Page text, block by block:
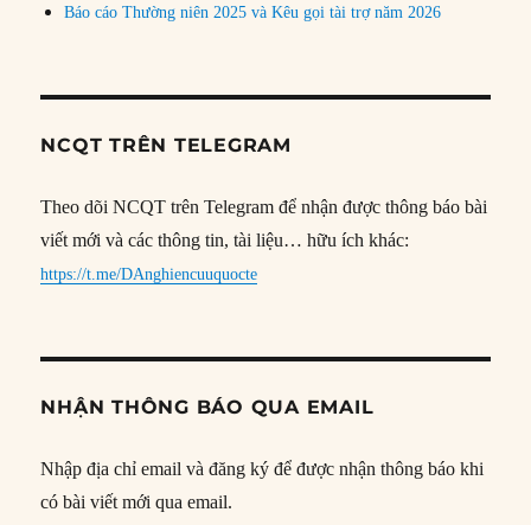
Báo cáo Thường niên 2025 và Kêu gọi tài trợ năm 2026
NCQT TRÊN TELEGRAM
Theo dõi NCQT trên Telegram để nhận được thông báo bài
viết mới và các thông tin, tài liệu… hữu ích khác:
https://t.me/DAnghiencuuquocte
NHẬN THÔNG BÁO QUA EMAIL
Nhập địa chỉ email và đăng ký để được nhận thông báo khi
có bài viết mới qua email.